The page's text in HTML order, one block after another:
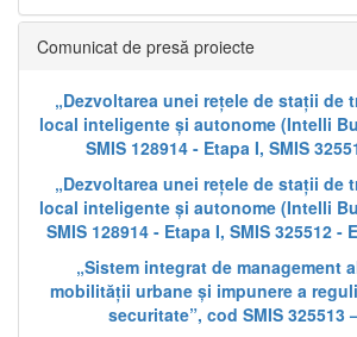
Comunicat de presă proiecte
„Dezvoltarea unei rețele de stații de
local inteligente și autonome (Intelli
SMIS 128914 - Etapa I, SMIS
„Dezvoltarea unei rețele de stații de
local inteligente și autonome (Intelli
SMIS 128914 - Etapa I, SMIS 325512 -
„Sistem integrat de management
mobilității urbane și impunere a
securitate”, cod SMIS 325513